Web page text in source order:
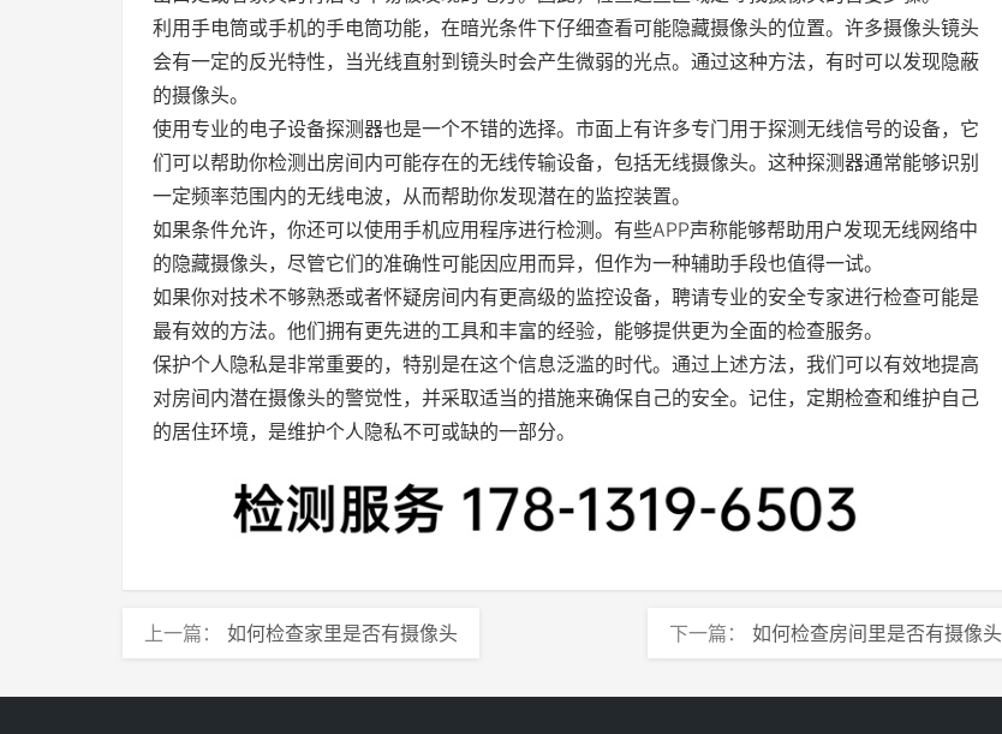
利用手电筒或手机的手电筒功能，在暗光条件下仔细查看可能隐藏摄像头的位置。许多摄像头镜头
会有一定的反光特性，当光线直射到镜头时会产生微弱的光点。通过这种方法，有时可以发现隐蔽
的摄像头。
使用专业的电子设备探测器也是一个不错的选择。市面上有许多专门用于探测无线信号的设备，它
们可以帮助你检测出房间内可能存在的无线传输设备，包括无线摄像头。这种探测器通常能够识别
一定频率范围内的无线电波，从而帮助你发现潜在的监控装置。
如果条件允许，你还可以使用手机应用程序进行检测。有些APP声称能够帮助用户发现无线网络中
的隐藏摄像头，尽管它们的准确性可能因应用而异，但作为一种辅助手段也值得一试。
如果你对技术不够熟悉或者怀疑房间内有更高级的监控设备，聘请专业的安全专家进行检查可能是
最有效的方法。他们拥有更先进的工具和丰富的经验，能够提供更为全面的检查服务。
保护个人隐私是非常重要的，特别是在这个信息泛滥的时代。通过上述方法，我们可以有效地提高
对房间内潜在摄像头的警觉性，并采取适当的措施来确保自己的安全。记住，定期检查和维护自己
的居住环境，是维护个人隐私不可或缺的一部分。
上一篇： 如何检查家里是否有摄像头 下一篇： 如何检查房间里是否有摄像头